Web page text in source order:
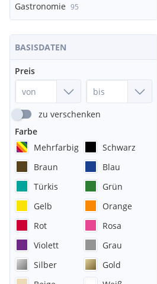
Gastronomie 95
BASISDATEN
Preis
zu verschenken
Farbe
Mehrfarbig
Schwarz
Braun
Blau
Türkis
Grün
Gelb
Orange
Rot
Rosa
Violett
Grau
Silber
Gold